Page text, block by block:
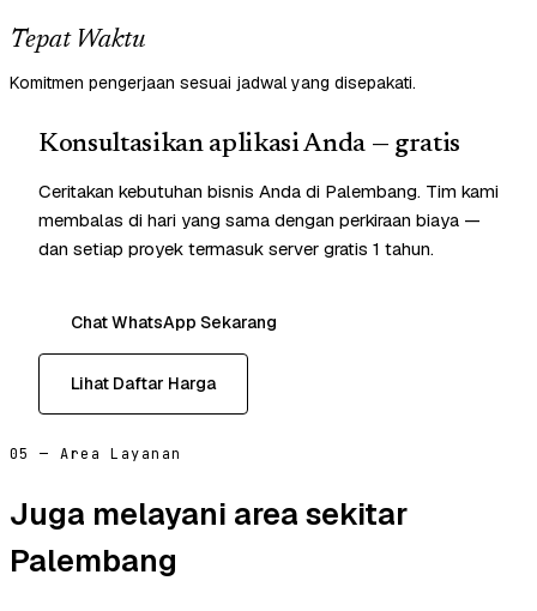
Tepat Waktu
Komitmen pengerjaan sesuai jadwal yang disepakati.
Konsultasikan aplikasi Anda — gratis
Ceritakan kebutuhan bisnis Anda di Palembang. Tim kami
membalas di hari yang sama dengan perkiraan biaya —
dan setiap proyek termasuk server gratis 1 tahun.
Chat WhatsApp Sekarang
Lihat Daftar Harga
05 — Area Layanan
Juga melayani area sekitar
Palembang